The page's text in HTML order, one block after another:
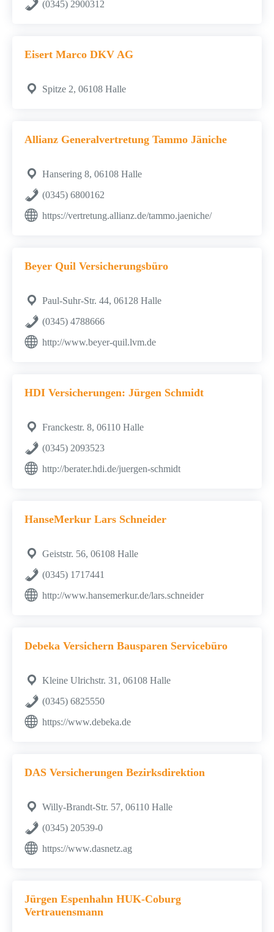
(0345) 2900312
Eisert Marco DKV AG
Spitze 2, 06108 Halle
Allianz Generalvertretung Tammo Jäniche
Hansering 8, 06108 Halle
(0345) 6800162
https://vertretung.allianz.de/tammo.jaeniche/
Beyer Quil Versicherungsbüro
Paul-Suhr-Str. 44, 06128 Halle
(0345) 4788666
http://www.beyer-quil.lvm.de
HDI Versicherungen: Jürgen Schmidt
Franckestr. 8, 06110 Halle
(0345) 2093523
http://berater.hdi.de/juergen-schmidt
HanseMerkur Lars Schneider
Geiststr. 56, 06108 Halle
(0345) 1717441
http://www.hansemerkur.de/lars.schneider
Debeka Versichern Bausparen Servicebüro
Kleine Ulrichstr. 31, 06108 Halle
(0345) 6825550
https://www.debeka.de
DAS Versicherungen Bezirksdirektion
Willy-Brandt-Str. 57, 06110 Halle
(0345) 20539-0
https://www.dasnetz.ag
Jürgen Espenhahn HUK-Coburg
Vertrauensmann